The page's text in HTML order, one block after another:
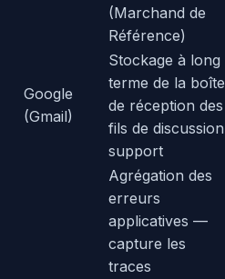
(Marchand de
Référence)
Google
(Gmail)
Stockage à long
terme de la boîte
de réception des
fils de discussion
support
Agrégation des
erreurs
applicatives —
capture les
traces